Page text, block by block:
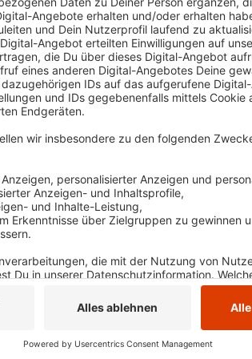
dem Bundesamt für Logistik wurde
Schwerlastverkehr kontrolliert.
Veröffentlicht: Mittwoch, 24.05.2023 14:43
Anzeige
Dabei ist vor allem mangelnde oder
Gefahrguttransporten. Auch überschrittene
aufgefallen. Überhöhte Geschwindigkeit
Anzeige